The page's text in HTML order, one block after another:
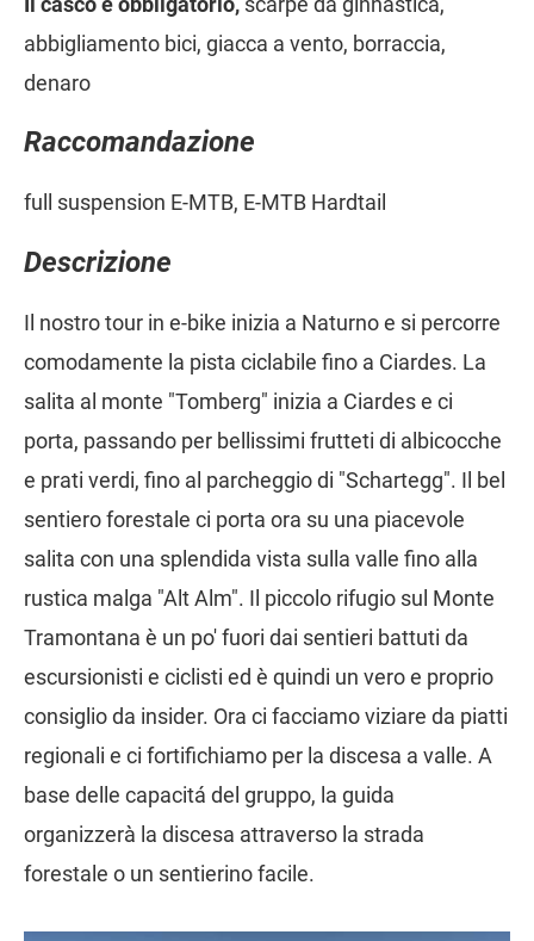
abbigliamento bici, giacca a vento, borraccia,
denaro
Raccomandazione
full suspension E-MTB, E-MTB Hardtail
Descrizione
Il nostro tour in e-bike inizia a Naturno e si percorre
comodamente la pista ciclabile fino a Ciardes. La
salita al monte "Tomberg" inizia a Ciardes e ci
porta, passando per bellissimi frutteti di albicocche
e prati verdi, fino al parcheggio di "Schartegg". Il bel
sentiero forestale ci porta ora su una piacevole
salita con una splendida vista sulla valle fino alla
rustica malga "Alt Alm". Il piccolo rifugio sul Monte
Tramontana è un po' fuori dai sentieri battuti da
escursionisti e ciclisti ed è quindi un vero e proprio
consiglio da insider. Ora ci facciamo viziare da piatti
regionali e ci fortifichiamo per la discesa a valle. A
base delle capacitá del gruppo, la guida
organizzerà la discesa attraverso la strada
forestale o un sentierino facile.